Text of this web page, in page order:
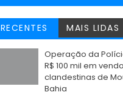
RECENTES MAIS LIDAS
Operação da
R$ 100 mil em
clandestinas de
Bahia